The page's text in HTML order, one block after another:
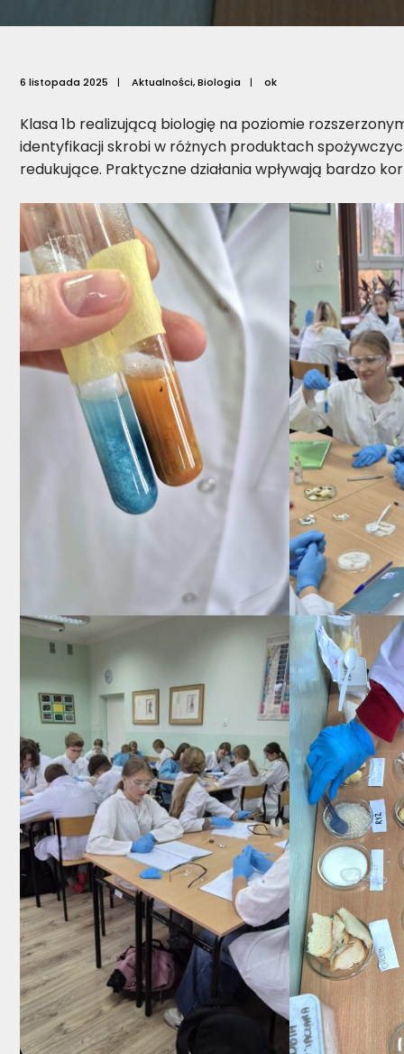
6 listopada 2025 | Aktualności,Biologia | ok
Klasa 1b realizującą biologię na poziomie
identyfikacji skrobi w różnych produktach
redukujące. Praktyczne działania wpływają bardzo